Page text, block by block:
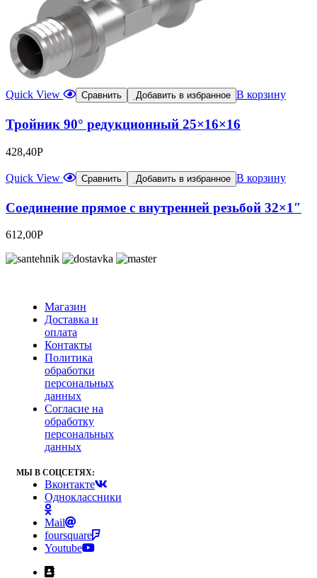
Quick View Сравнить Добавить в избранное В корзину
Тройник 90° редукционный 25×16×16
428,40Р
Quick View Сравнить Добавить в избранное В корзину
Соединение прямое с внутренней резьбой 32×1″
612,00Р
Магазин
Доставка и
оплата
Контакты
Политика
обработки
персональных
данных
Согласие на
обработку
персональных
данных
МЫ В СОЦСЕТЯХ:
Вконтакте
Одноклассники
Mail
foursquare
Youtube